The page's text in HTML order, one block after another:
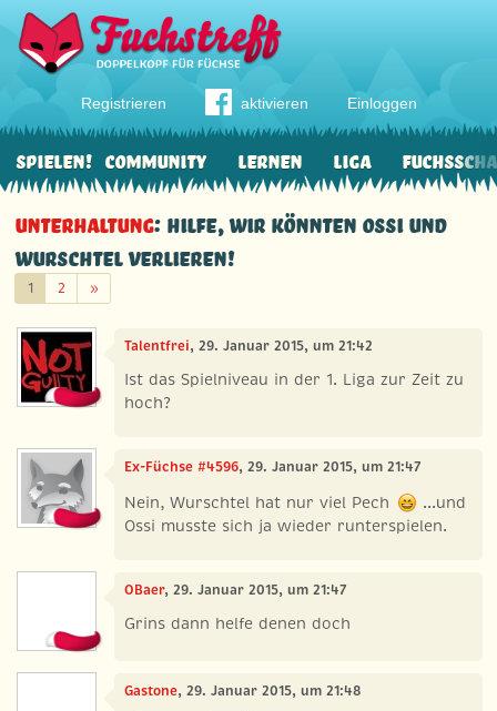
Registrieren aktivieren Einloggen
Community Lernen Liga
Spielen!
Unterhaltung: Hilfe, wir könnten Ossi und
Wurschtel verlieren!
1 2 »Weiter
Talentfrei, 29. Januar 2015, um 21:42
Ist das Spielniveau in der 1. Liga zur Zeit zu
hoch?
Ex-Füchse #4596, 29. Januar 2015, um 21:47
Nein, Wurschtel hat nur viel Pech
...und
Ossi musste sich ja wieder runterspielen.
OBaer, 29. Januar 2015, um 21:47
Grins dann helfe denen doch
Gastone, 29. Januar 2015, um 21:48